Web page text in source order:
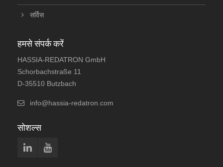
सर्विस
हमसे संपर्क करें
HASSIA-REDATRON GmbH
Schorbachstraße 11
D-35510 Butzbach
info@hassia-redatron.com
सोशल्स